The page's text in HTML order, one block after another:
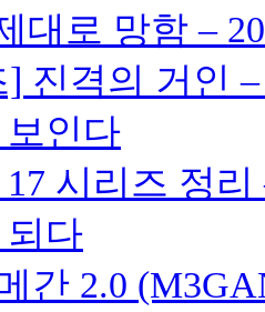
대로 망함 –
진격의 거인
인다
시리즈 정
다
간 2.0